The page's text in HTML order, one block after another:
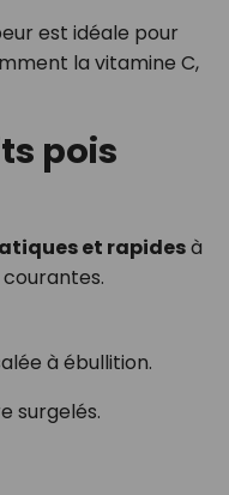
est idéale pour
la vitamine C,
pois
et rapidesà
à ébullition.
surgelés.